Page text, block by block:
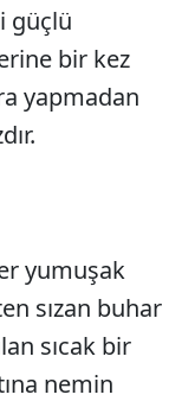
güçlü
bir kez
yapmadan
yumuşak
sızan buhar
sıcak bir
nemin